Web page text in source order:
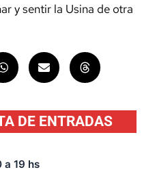
y sentir la Usina de otra
DE ENTRADAS
a 19 hs